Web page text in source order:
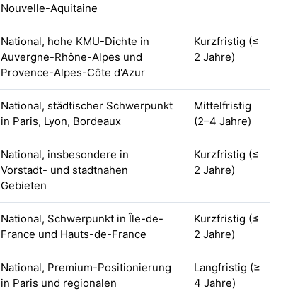
Nouvelle-Aquitaine
National, hohe KMU-Dichte in
Auvergne-Rhône-Alpes und
Provence-Alpes-Côte d'Azur
Kurzfristig (≤
2 Jahre)
National, städtischer Schwerpunkt
in Paris, Lyon, Bordeaux
Mittelfristig
(2–4 Jahre)
National, insbesondere in
Vorstadt- und stadtnahen
Gebieten
Kurzfristig (≤
2 Jahre)
National, Schwerpunkt in Île-de-
France und Hauts-de-France
Kurzfristig (≤
2 Jahre)
National, Premium-Positionierung
in Paris und regionalen
Langfristig (≥
4 Jahre)